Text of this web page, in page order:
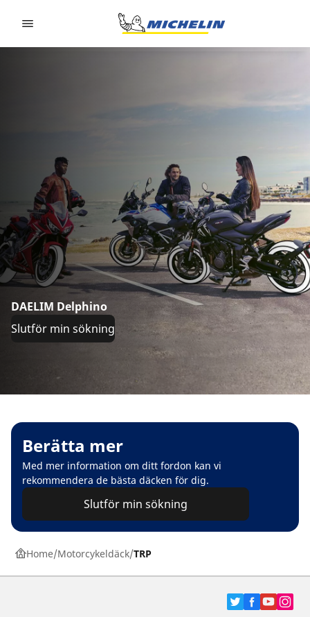
DAELIM Delphino
Slutför min sökning
Berätta mer
Med mer information om ditt fordon kan vi
rekommendera de bästa däcken för dig.
Slutför min sökning
Home Motorcykeldäck TRP